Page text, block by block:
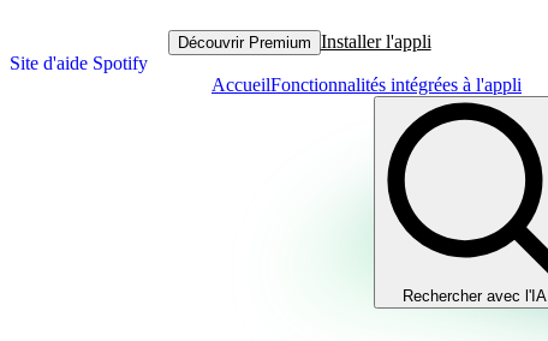
Site d'aide Spotify
Découvrir Premium Installer l'appli
AccueilFonctionnalités intégrées à l'appli
Rechercher avec l'IA